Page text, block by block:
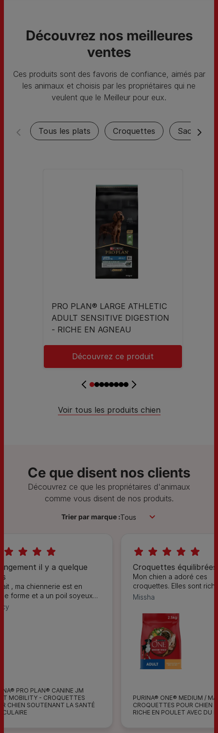
Découvrez nos meilleures
ventes
Ces produits sont des favoris de confiance, aimés par
les animaux et choisis par les propriétaires qui ne
veulent que le Meilleur pour eux.
Tous les plats Croquettes Sachets
PRO PLAN® LARGE ATHLETIC
ADULT SENSITIVE DIGESTION
- RICHE EN AGNEAU
Découvrez ce produit
Voir tous les produits chien
Ce que disent nos clients
Découvrez ce que les propriétaires d'animaux
comme vous disent de nos produits.
Trier par marque :
il y a quelque
, ma chiennerie est en
forme et a un poil soyeux
qu'elle mange ces
PRO PLAN® CANINE JM
MOBILITY - CROQUETTES
CHIEN SOUTENANT LA SANTÉ
Croquettes équilibrées
Mon chien a adoré ces
croquettes. Elles sont
Missha
PURINA® ONE® MEDIUM /
CROQUETTES POUR CHIEN
RICHE EN POULET AVEC DU